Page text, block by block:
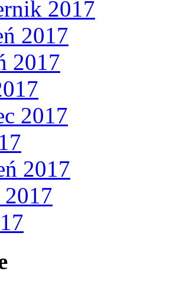
2017
2017
2017
2017
2017
2017